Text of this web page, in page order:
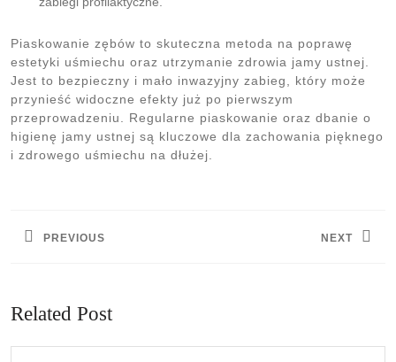
Piaskowanie zębów to skuteczna metoda na poprawę
estetyki uśmiechu oraz utrzymanie zdrowia jamy ustnej.
Jest to bezpieczny i mało inwazyjny zabieg, który może
przynieść widoczne efekty już po pierwszym
przeprowadzeniu. Regularne piaskowanie oraz dbanie o
higienę jamy ustnej są kluczowe dla zachowania pięknego
i zdrowego uśmiechu na dłużej.
PREVIOUS NEXT
Related Post